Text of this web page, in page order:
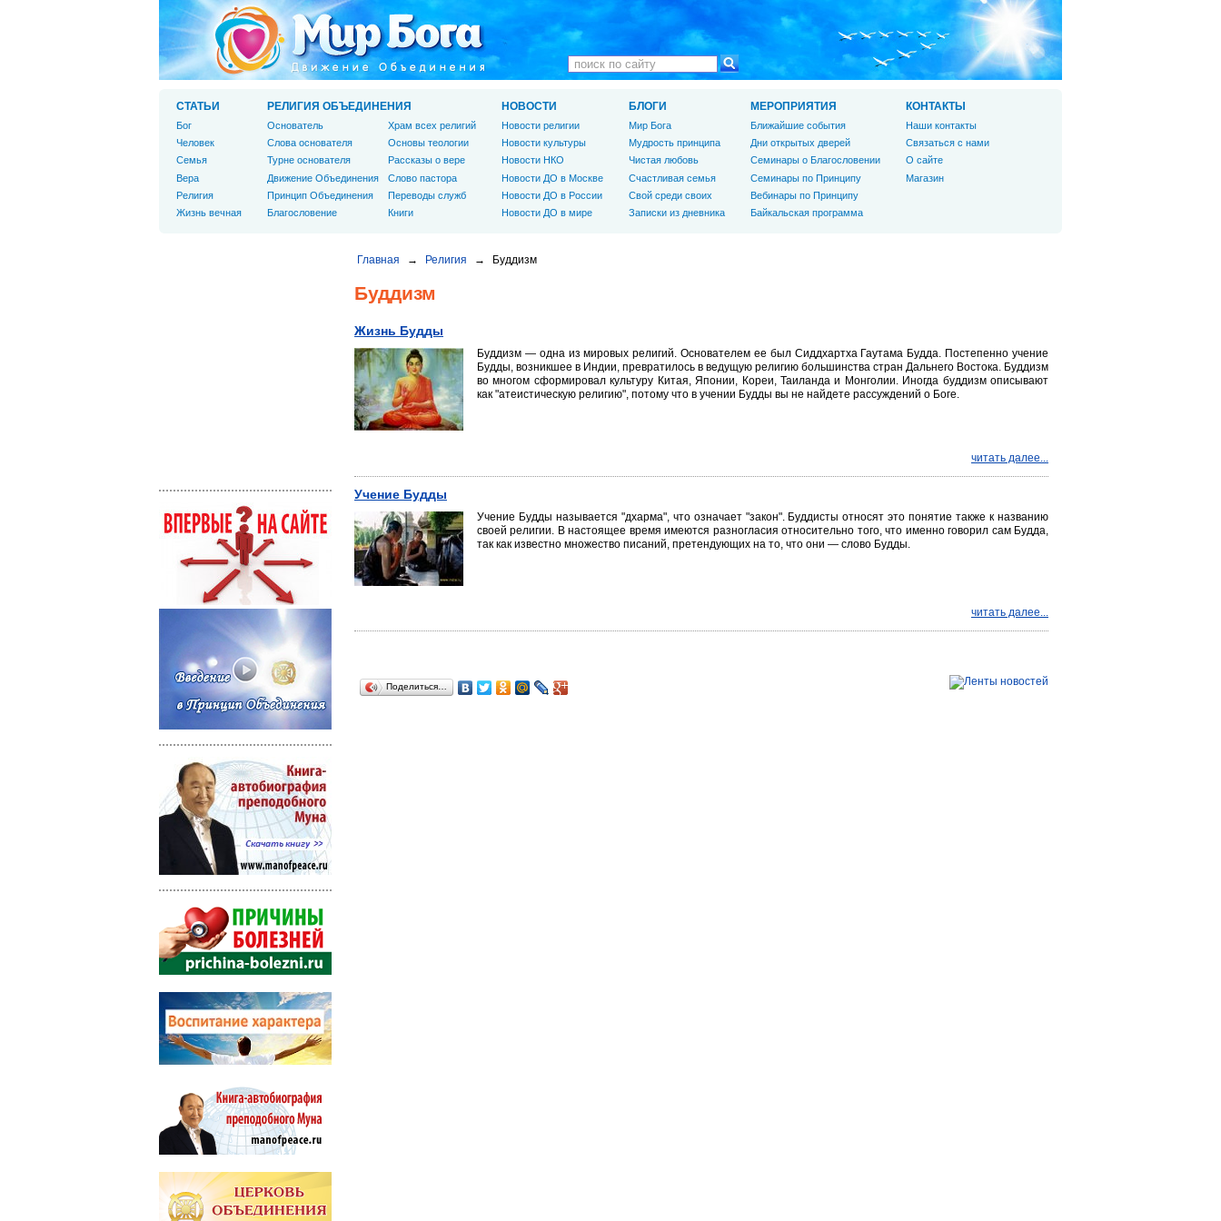
Главная → Религия → Буддизм
Буддизм
Жизнь Будды
Буддизм — одна из мировых религий. Осно­вателем ее был Сиддхартха Гаутама Будда. Постепенно учение
Будды, возникшее в Ин­дии, превратилось в ведущую религию большинства стран Дальнего Востока. Буддизм
во многом сформировал культуру Китая, Япо­нии, Кореи, Таиланда и Монголии. Иногда буддизм описывают
как "атеисти­ческую религию", потому что в учении Будды вы не найдете рассуждений о Боге.
читать далее...
Учение Будды
Учение Будды называется "дхарма", что означает "закон". Буддисты относят это понятие также к названию
своей религии. В настоящее время имеются разногласия отно­сительно того, что именно говорил сам Буд­да,
так как известно множество писаний, претендующих на то, что они — слово Будды.
читать далее...
Поделиться…
СТАТЬИ
Бог
Человек
Cемья
Вера
Религия
Жизнь вечная
РЕЛИГИЯ ОБЪЕДИНЕНИЯ
Основатель
Слова основателя
Турне основателя
Движение Объединения
Принцип Объединения
Благословение
Храм всех религий
Основы теологии
Рассказы о вере
Слово пастора
Переводы служб
Книги
НОВОСТИ
Новости религии
Новости культуры
Новости НКО
Новости ДО в Москве
Новости ДО в России
Новости ДО в мире
БЛОГИ
Мир Бога
Мудрость принципа
Чистая любовь
Счастливая семья
Свой среди своих
Записки из дневника
МЕРОПРИЯТИЯ
Ближайшие события
Дни открытых дверей
Семинары о Благословении
Семинары по Принципу
Вебинары по Принципу
Байкальская программа
КОНТАКТЫ
Наши контакты
Связаться с нами
О сайте
Магазин